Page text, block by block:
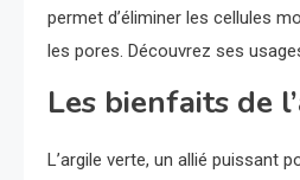
permet d’éliminer les cellules
les pores. Découvrez ses
Les bienfaits de
L’argile verte, un allié puissant